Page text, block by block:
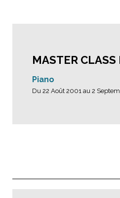
MASTER CLASS
Piano
Du 22 Août 2001 au 2